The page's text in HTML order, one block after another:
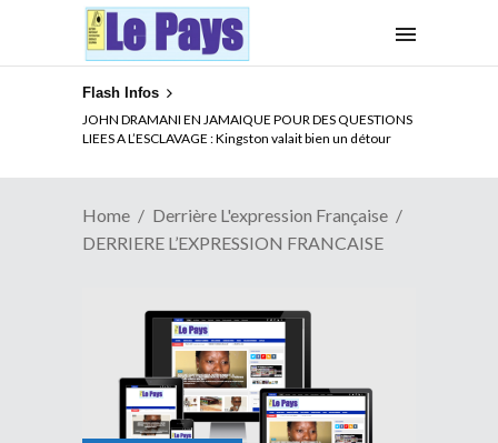
Flash Infos
JOHN DRAMANI EN JAMAIQUE POUR DES QUESTIONS
LIEES A L’ESCLAVAGE : Kingston valait bien un détour
Home
Derrière L'expression Française
DERRIERE L’EXPRESSION FRANCAISE